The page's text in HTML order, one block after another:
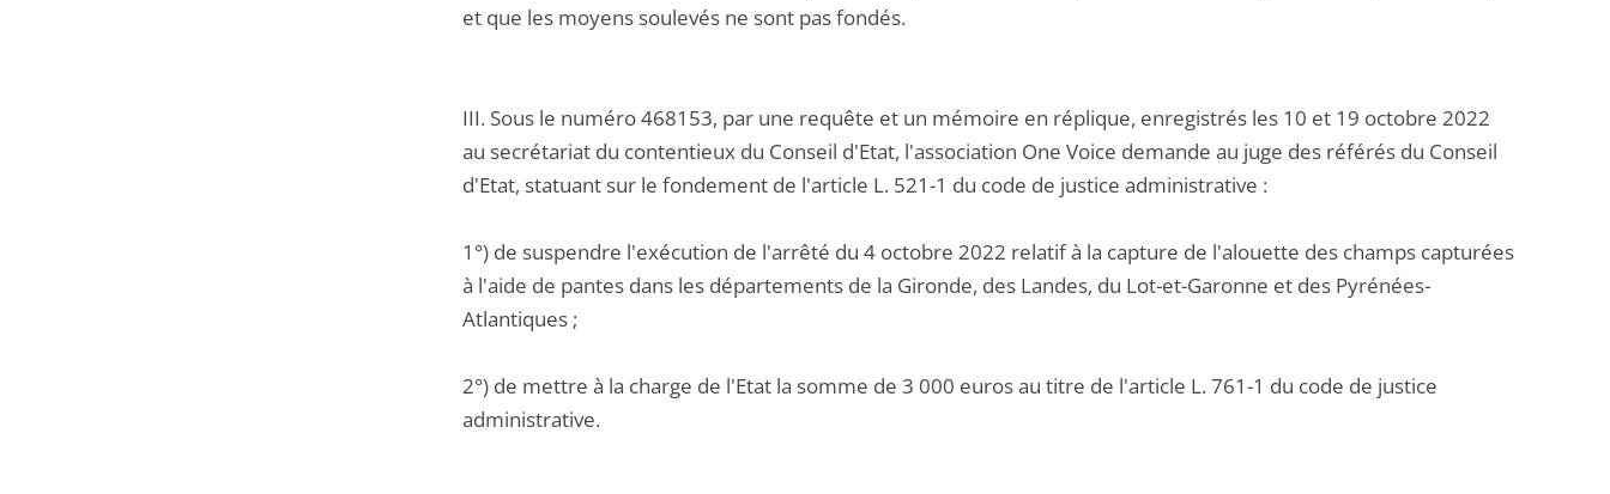
et que les moyens soulevés ne sont pas fondés.
III. Sous le numéro 468153, par une requête et un mémoire en réplique, enregistrés les 10 et 19 octobre 2022
au secrétariat du contentieux du Conseil d'Etat, l'association One Voice demande au juge des référés du Conseil
d'Etat, statuant sur le fondement de l'article L. 521-1 du code de justice administrative :
1°) de suspendre l'exécution de l'arrêté du 4 octobre 2022 relatif à la capture de l'alouette des champs capturées
à l'aide de pantes dans les départements de la Gironde, des Landes, du Lot-et-Garonne et des Pyrénées-
Atlantiques ;
2°) de mettre à la charge de l'Etat la somme de 3 000 euros au titre de l'article L. 761-1 du code de justice
administrative.